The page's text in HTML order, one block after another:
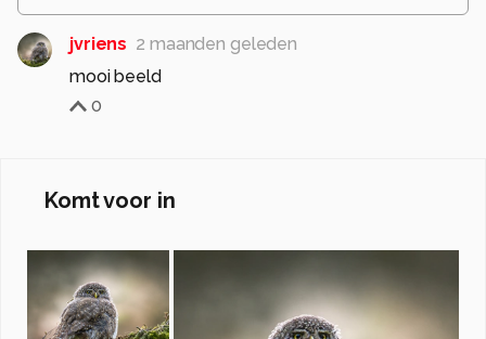
jvriens 2 maanden geleden
mooi beeld
0
Komt voor in